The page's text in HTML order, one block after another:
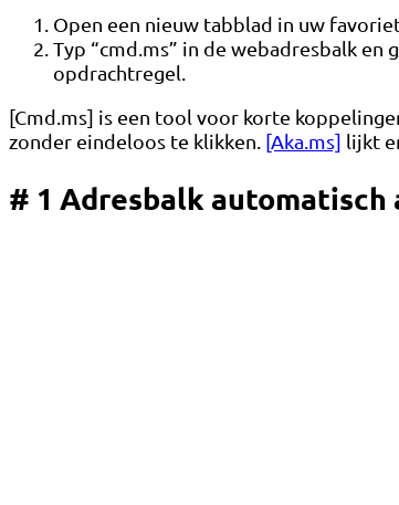
Open een nieuw tabblad in uw
Typ “cmd.ms” in de webadresbalk
opdrachtregel.
[Cmd.ms] is een tool voor korte
zonder eindeloos te klikken. [Aka.ms] lijkt
# 1 Adresbalk